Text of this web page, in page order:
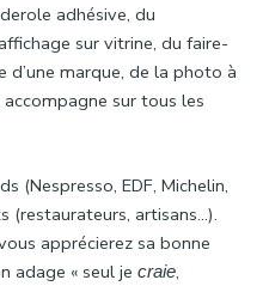
adhésive, du
sur vitrine, du faire-
d’une marque, de la photo à
sur tous les
(Nespresso, EDF, Michelin,
(restaurateurs, artisans…).
apprécierez sa bonne
adage « seul jecraie,